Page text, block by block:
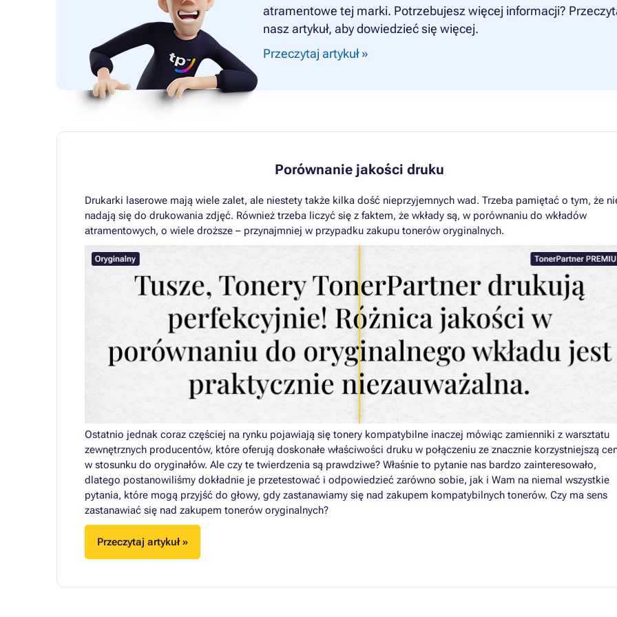
atramentowe tej marki. Potrzebujesz więcej informacji?
nasz artykuł, aby dowiedzieć się więcej.
Przeczytaj artykuł »
Porównanie jakości druku
Drukarki laserowe mają wiele zalet, ale niestety także kilka dość nieprzyjemnych wad. Trzeba pamiętać o tym, że
nadają się do drukowania zdjęć. Również trzeba liczyć się z faktem, że wkłady są, w porównaniu do wkładów
atramentowych, o wiele droższe – przynajmniej w przypadku zakupu tonerów oryginalnych.
Ostatnio jednak coraz częściej na rynku pojawiają się tonery kompatybilne inaczej mówiąc zamienniki z warsztatu
zewnętrznych producentów, które oferują doskonałe właściwości druku w połączeniu ze znacznie korzystniejszą
w stosunku do oryginałów. Ale czy te twierdzenia są prawdziwe? Właśnie to pytanie nas bardzo zainteresowało,
dlatego postanowiliśmy dokładnie je przetestować i odpowiedzieć zarówno sobie, jak i Wam na niemal wszystkie
pytania, które mogą przyjść do głowy, gdy zastanawiamy się nad zakupem kompatybilnych tonerów. Czy ma sens
zastanawiać się nad zakupem tonerów oryginalnych?
Przeczytaj artykuł »